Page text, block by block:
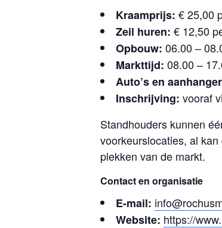
Kraamprijs: € 25,00
Zeil huren: € 12,50
Opbouw: 06.00 –
Markttijd: 08.00 –
Auto’s en
Inschrijving: vooraf
Standhouders kunnen
voorkeurslocaties, al
plekken van de markt.
Contact en organisatie
E-mail:
Website: https://